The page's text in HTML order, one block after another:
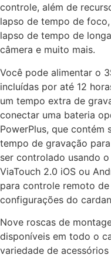
controle, além de
lapso de tempo de
lapso de tempo de
câmera e muito mais.
Você pode alimentar o
incluídas por até 12
um tempo extra de
conectar uma bateria
PowerPlus, que contém
tempo de gravação
ser controlado usando
ViaTouch 2.0 iOS ou
para controle remoto
configurações do
Nove roscas de
disponíveis em todo o
variedade de